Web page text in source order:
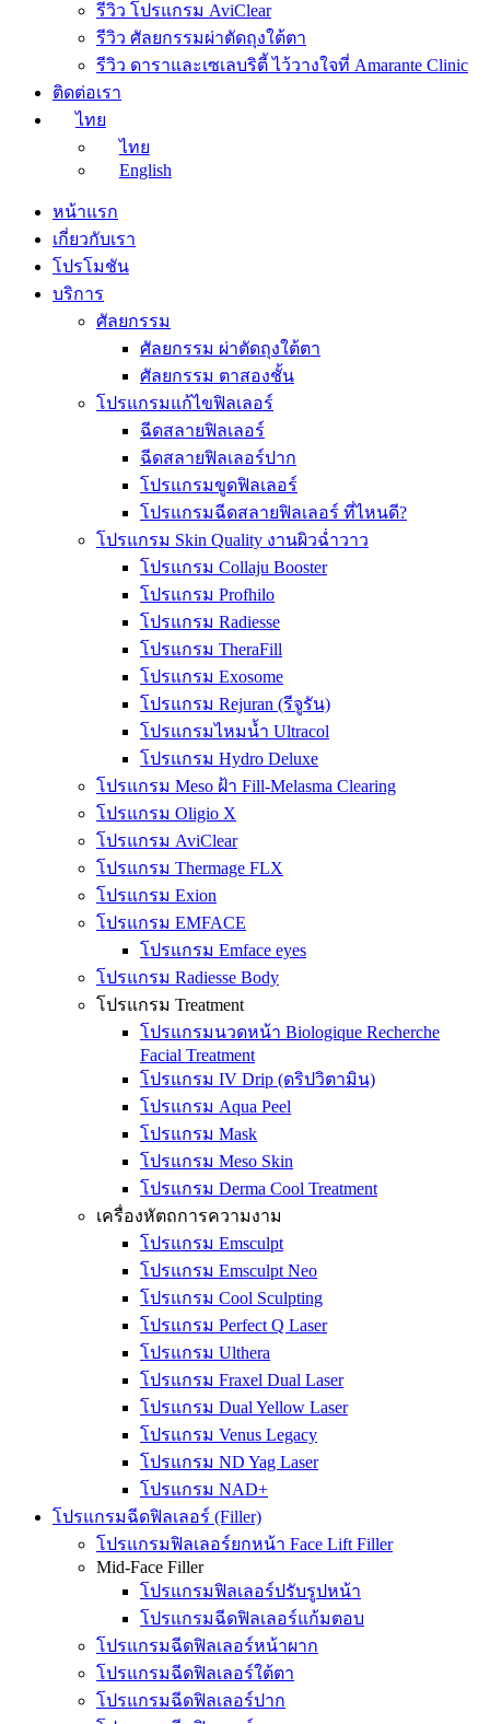
รีวิว โปรแกรม AviClear
รีวิว ศัลยกรรมผ่าตัดถุงใต้ตา
รีวิว ดาราและเซเลบริตี้ ไว้วางใจที่ Amarante Clinic
ติดต่อเรา
ไทย
ไทย
English
หน้าแรก
เกี่ยวกับเรา
โปรโมชัน
บริการ
ศัลยกรรม
ศัลยกรรม ผ่าตัดถุงใต้ตา
ศัลยกรรม ตาสองชั้น
โปรแกรมแก้ไขฟิลเลอร์
ฉีดสลายฟิลเลอร์
ฉีดสลายฟิลเลอร์ปาก
โปรแกรมขูดฟิลเลอร์
โปรแกรมฉีดสลายฟิลเลอร์ ที่ไหนดี?
โปรแกรม Skin Quality งานผิวฉ่ำวาว
โปรแกรม Collaju Booster
โปรแกรม Profhilo
โปรแกรม Radiesse
โปรแกรม TheraFill
โปรแกรม Exosome
โปรแกรม Rejuran (รีจูรัน)
โปรแกรมไหมน้ำ Ultracol
โปรแกรม Hydro Deluxe
โปรแกรม Meso ฝ้า Fill-Melasma Clearing
โปรแกรม Oligio X
โปรแกรม AviClear
โปรแกรม Thermage FLX
โปรแกรม Exion
โปรแกรม EMFACE
โปรแกรม Emface eyes
โปรแกรม Radiesse Body
โปรแกรม Treatment
โปรแกรมนวดหน้า Biologique Recherche
Facial Treatment
โปรแกรม IV Drip (ดริปวิตามิน)
โปรแกรม Aqua Peel
โปรแกรม Mask
โปรแกรม Meso Skin
โปรแกรม Derma Cool Treatment
เครื่องหัตถการความงาม
โปรแกรม Emsculpt
โปรแกรม Emsculpt Neo
โปรแกรม Cool Sculpting
โปรแกรม Perfect Q Laser
โปรแกรม Ulthera
โปรแกรม Fraxel Dual Laser
โปรแกรม Dual Yellow Laser
โปรแกรม Venus Legacy
โปรแกรม ND Yag Laser
โปรแกรม NAD+
โปรแกรมฉีดฟิลเลอร์ (Filler)
โปรแกรมฟิลเลอร์ยกหน้า Face Lift Filler
Mid-Face Filler
โปรแกรมฟิลเลอร์ปรับรูปหน้า
โปรแกรมฉีดฟิลเลอร์แก้มตอบ
โปรแกรมฉีดฟิลเลอร์หน้าผาก
โปรแกรมฉีดฟิลเลอร์ใต้ตา
โปรแกรมฉีดฟิลเลอร์ปาก